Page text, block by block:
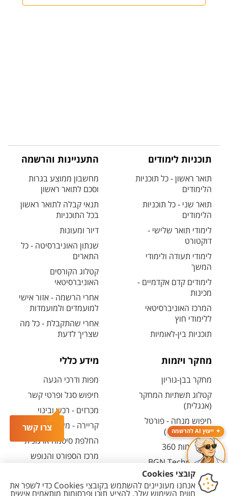
צרו קשר ייעוץ AI להרשמה
תוכניות לימודים
תואר ראשון - כל תוכניות
הלימודים
תואר שני - כל תוכניות
הלימודים
לימודי תואר שלישי -
דוקטורט
לימודי תעודה ולימודי
המשך
לימודים קדם אקדמיים -
מכינות
המרכז האוניברסיטאי
ללימודי חוץ
תוכניות בין-לאומיות
התעניינות והרשמה
מחשבון ממוצע בגרות
וסכם לתואר ראשון
תנאי קבלה לתואר ראשון
בכל התוכניות
דיור ומעונות
שנתון האוניברסיטה - כל
התארים
קטלוג הקורסים
האוניברסיטאי
אחרי הרשמה - אזור אישי
למועמדים ולמועמדות
אחרי שהתקבלת - כל מה
שצריך לדעת
מחקר ויזמות
מחקר בבן-גוריון
קטלוג תשתיות המחקר
(אנגלית)
חיפוש מנחה - פורטל
המחקר (CRIS)
מרכז יזמות 360
BGN Technology
Transfer
פארק ההייטק
מידע כללי
מפות ודרכי הגעה
חיפוש סגל ופרטי קשר
מכרזים - רכש ובינוי
קריירה - משרות פתוחות
החלפת סיסמה ארגונית
מרכז הספורט והנופש
חירום